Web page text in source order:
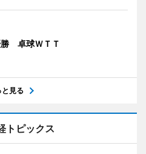
卓球ＷＴＴ
と見る
トピックス